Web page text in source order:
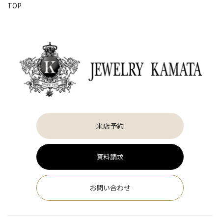
TOP
来店予約
資料請求
お問い合わせ